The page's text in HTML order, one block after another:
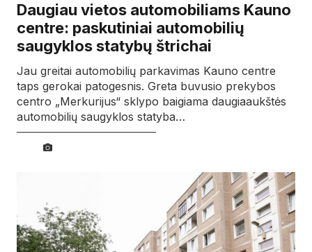
Daugiau vietos automobiliams Kauno
centre: paskutiniai automobilių
saugyklos statybų štrichai
Jau greitai automobilių parkavimas Kauno centre
taps gerokai patogesnis. Greta buvusio prekybos
centro „Merkurijus“ sklypo baigiama daugiaaukštės
automobilių saugyklos statyba…